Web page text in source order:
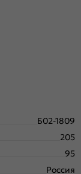
Б02-1809
205
95
Россия